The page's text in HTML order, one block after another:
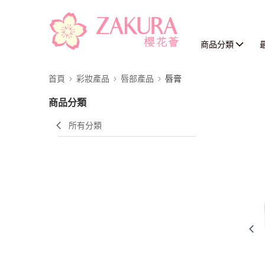
商品分類
首頁 彩妝產品 唇部產品 唇膏
商品分類
所有分類